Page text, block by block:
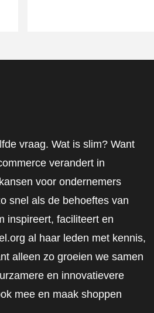
vraag. Wat is slim? Want
verandert in
voor ondernemers
snel als de behoeftes van
inspireert, faciliteert en
al haar leden met kennis,
alleen zo groeien we samen
en innovatievere
mee en maak shoppen